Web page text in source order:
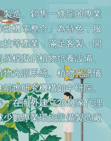
造、銷售一條龍的專業
機電整合」為特色，服
等產業，滿足客製、開
模擬的植物培養設備、
光源系統、植物光譜儀
瞻研究機構如中研院、
在海外建立20幾家代理
數專業環控設備製造廠